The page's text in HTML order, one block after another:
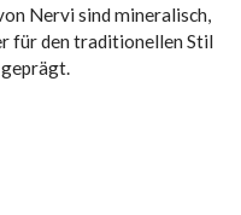
Nervi sind mineralisch,
für den traditionellen Stil